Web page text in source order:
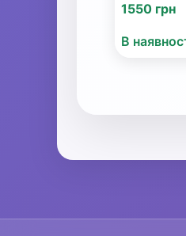
1550 грн
В